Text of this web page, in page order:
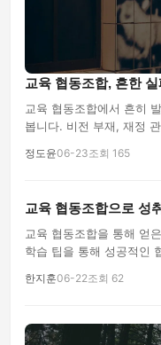
교육 협동조합, 흔한
교육 협동조합에서 흔히
봅니다. 비전 부재, 재정
정도윤06-23조회 165
교육 협동조합으로 성
교육 협동조합을 통해 얻
학습 팁을 통해 성공적인
한지훈06-22조회 62